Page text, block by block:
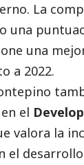
. La
una
una
a 2022.
el
valora la
el